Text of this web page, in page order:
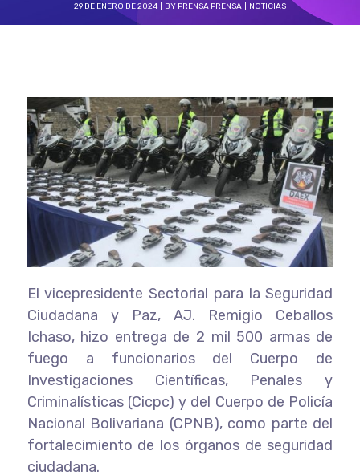
29 DE ENERO DE 2024 BY PRENSA PRENSA NOTICIAS
El vicepresidente Sectorial para la Seguridad
Ciudadana y Paz, AJ. Remigio Ceballos
Ichaso, hizo entrega de 2 mil 500 armas de
fuego a funcionarios del Cuerpo de
Investigaciones Científicas, Penales y
Criminalísticas (Cicpc) y del Cuerpo de Policía
Nacional Bolivariana (CPNB), como parte del
fortalecimiento de los órganos de seguridad
ciudadana.